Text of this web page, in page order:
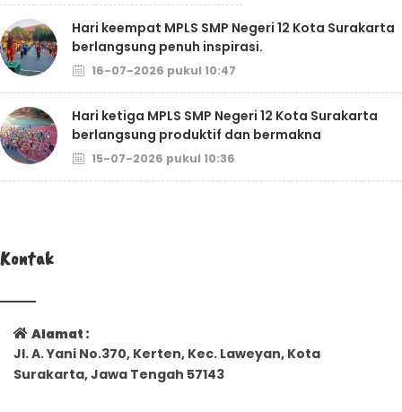
Hari keempat MPLS SMP Negeri 12 Kota Surakarta
berlangsung penuh inspirasi.
16-07-2026 pukul 10:47
Hari ketiga MPLS SMP Negeri 12 Kota Surakarta
berlangsung produktif dan bermakna
15-07-2026 pukul 10:36
Kontak
Alamat :
Jl. A. Yani No.370, Kerten, Kec. Laweyan, Kota
Surakarta, Jawa Tengah 57143